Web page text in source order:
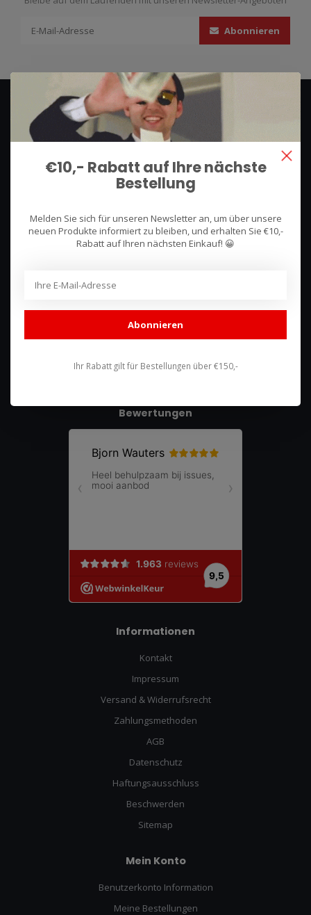
Abonnieren
We use what we sell, that's the difference!
Hullerpad 13Q
6741 PA
Bewertungen
Informationen
Kontakt
Impressum
Versand & Widerrufsrecht
Zahlungsmethoden
AGB
Datenschutz
Haftungsausschluss
Beschwerden
Sitemap
Mein Konto
Benutzerkonto Information
Meine Bestellungen
€10,- Rabatt auf Ihre nächste
Bestellung
Melden Sie sich für unseren Newsletter an, um über unsere
neuen Produkte informiert zu bleiben, und erhalten Sie €10,-
Rabatt auf Ihren nächsten Einkauf! 😀
Abonnieren
Ihr Rabatt gilt für Bestellungen über €150,-